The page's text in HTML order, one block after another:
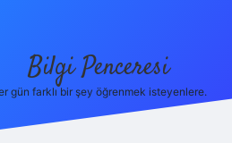
Bilgi Penceresi
gün farklı bir şey öğrenmek isteyenlere.